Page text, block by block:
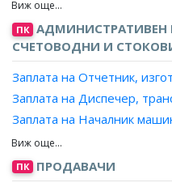
Заплата на Търговски
Заплата на Консултант
Заплата на Дистрибутор?
ПК АДМИНИСТРАТИВЕН
СЧЕТОВОДНИ И
Заплата на Отчетник,
Заплата на Диспечер,
Заплата на Началник
Заплата на Началник парк,
Заплата на Инспектор,
служба?
ПК ПРОДАВАЧИ